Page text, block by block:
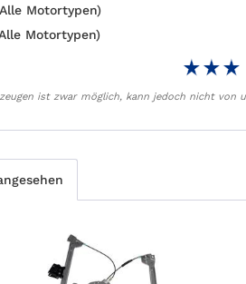
Motortypen)
Motortypen)
ist zwar möglich, kann jedoch nicht von